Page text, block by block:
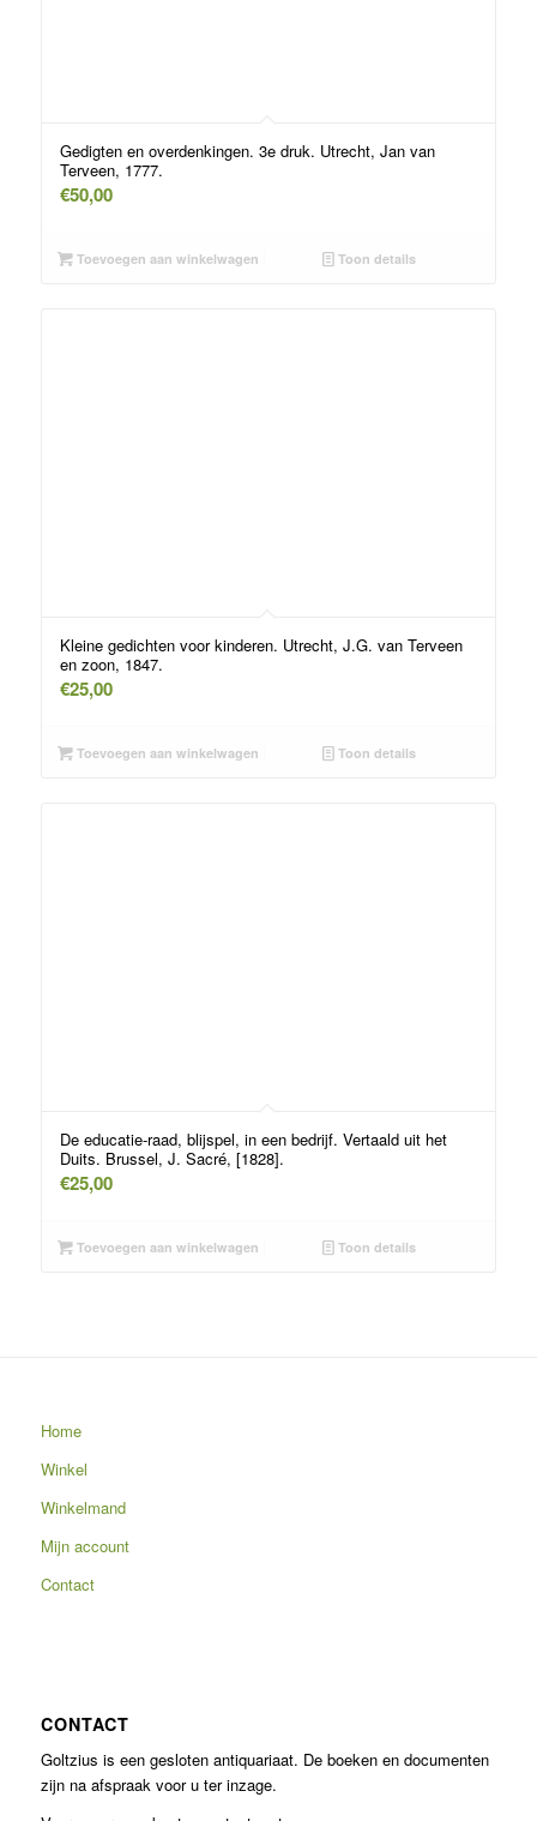
Gedigten en overdenkingen. 3e druk. Utrecht, Jan van
Terveen, 1777.
€50,00
Toevoegen aan winkelwagen Toon details
Kleine gedichten voor kinderen. Utrecht, J.G. van Terveen
en zoon, 1847.
€25,00
Toevoegen aan winkelwagen Toon details
De educatie-raad, blijspel, in een bedrijf. Vertaald uit het
Duits. Brussel, J. Sacré, [1828].
€25,00
Toevoegen aan winkelwagen Toon details
Home
Winkel
Winkelmand
Mijn account
Contact
CONTACT
Goltzius is een gesloten antiquariaat. De boeken en documenten
zijn na afspraak voor u ter inzage.